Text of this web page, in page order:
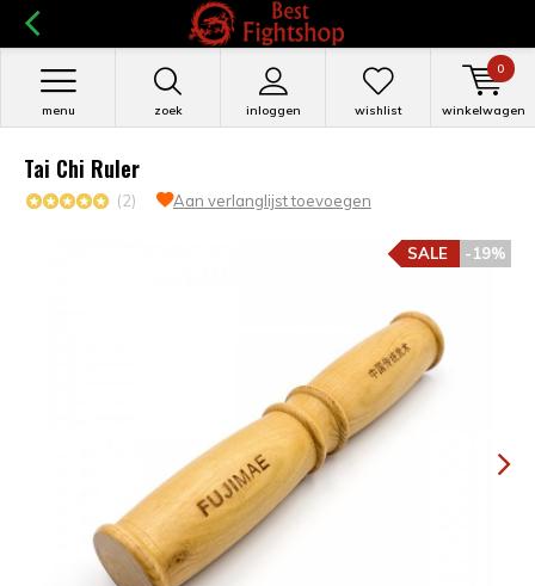
zoek inloggen
menu wishlist winkelwagen
0
Tai Chi Ruler
(2) Aan verlanglijst toevoegen
-19%
SALE